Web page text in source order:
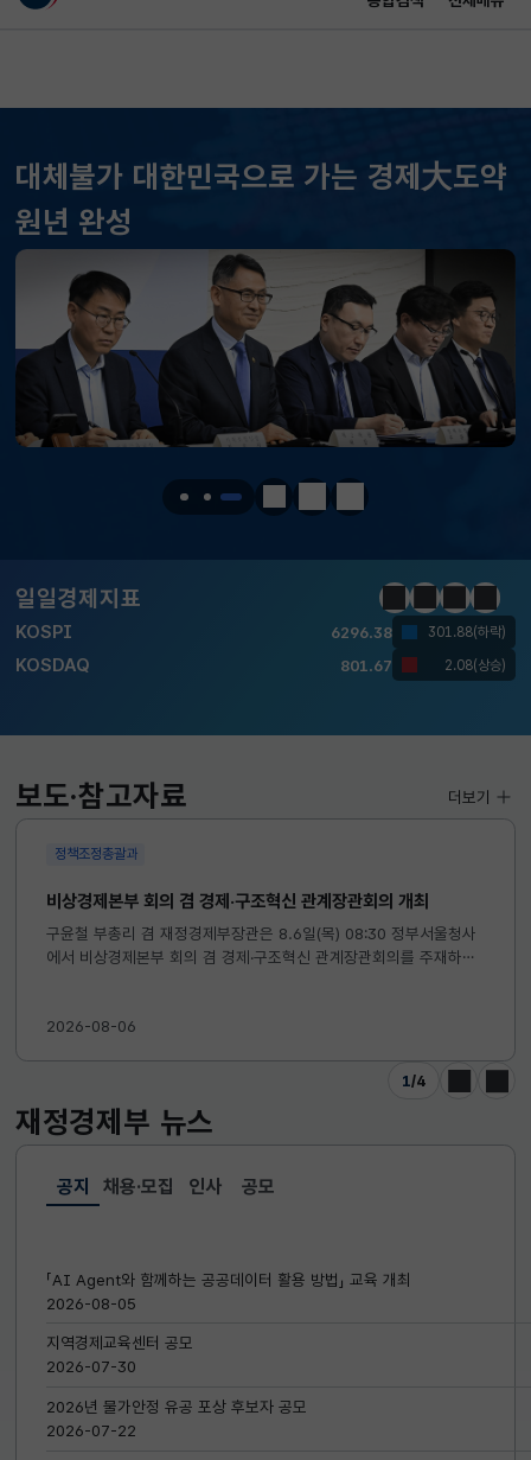
대체불가 대한민국으로 가는 경제大도약
원년 완성
정지 이전 다음
일일경제지표
KOSPI 6296.38 301.88(하락)
KOSDAQ 801.67 2.08(상승)
KOSPI 6296.38 301.88(하락)
KOSDAQ 801.67 2.08(상승)
국고채(3년)
KOSPI
국고채(3년) 3.742 0.073(상승)
정지이전다음일일경
보도·참고자료
정책조정총괄과
비상경제본부 회의 겸 경제·구조혁신 관계장관회의 개최
구윤철 부총리 겸 재정경제부장관은 8.6일(목) 08:30 정부서울청사
에서 비상경제본부 회의 겸 경제·구조혁신 관계장관회의를 주재하였
2026-08-06
1/4
이전 다음
더보기
재정경제부 뉴스
공지
선택됨
공지
「AI Agent와 함께하는 공공데이터 활용 방법」 교육 개최
2026-08-05
지역경제교육센터 공모
2026-07-30
2026년 물가안정 유공 포상 후보자 공모
2026-07-22
채용·모집 인사 공모